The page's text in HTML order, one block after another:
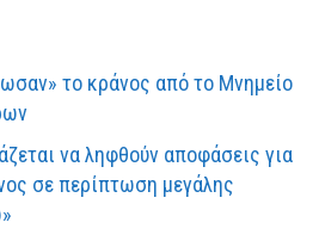
το κράνος από το Μνημείο
να ληφθούν αποφάσεις για
σε περίπτωση μεγάλης